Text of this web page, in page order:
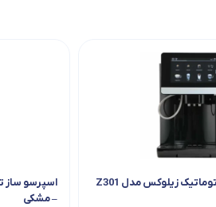
اسپرسو ساز تمام اتوماتیک زیلوکس مدل Z301
– مشکی